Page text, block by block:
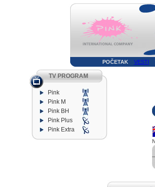
POČETAK
VESTI
TV PROGRAM
Pink
Pink M
Pink BH
Pink Plus
Pink Extra